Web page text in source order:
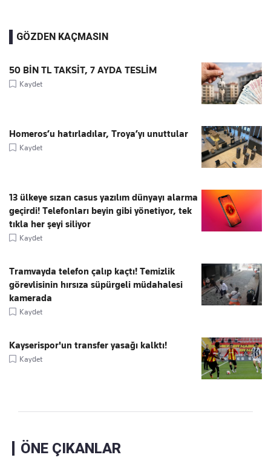
GÖZDEN KAÇMASIN
50 BİN TL TAKSİT, 7 AYDA TESLİM
Kaydet
Homeros’u hatırladılar, Troya’yı unuttular
Kaydet
13 ülkeye sızan casus yazılım dünyayı alarma
geçirdi! Telefonları beyin gibi yönetiyor, tek
tıkla her şeyi siliyor
Kaydet
Tramvayda telefon çalıp kaçtı! Temizlik
görevlisinin hırsıza süpürgeli müdahalesi
kamerada
Kaydet
Kayserispor'un transfer yasağı kalktı!
Kaydet
ÖNE ÇIKANLAR